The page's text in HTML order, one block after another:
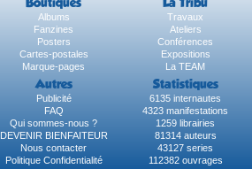
Albums
Travaux
Fanzines
Ateliers
Posters
Conférences
Cartes-postales
Expositions
Marque-pages La TEAM
Autres Statistiques
Publicité
6135 internautes
FAQ
4323 manifestations
Qui sommes-nous ?
1259 librairies
DEVENIR BIENFAITEUR
81314 auteurs
Nous contacter
43127 series
Politique Confidentialité
112382 ouvrages